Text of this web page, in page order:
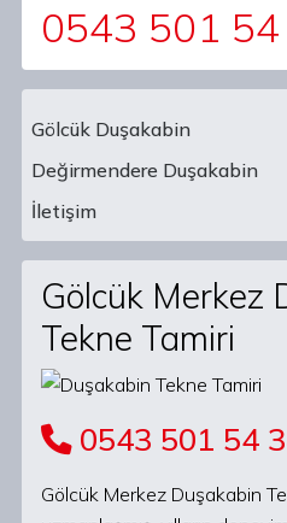
0543 501
Main Navigation
Gölcük Duşakabin
Değirmendere Duşakabin
İletişim
Gölcük Merkez
Tekne Tamiri
0543 501 54
Gölcük Merkez Duşakabin